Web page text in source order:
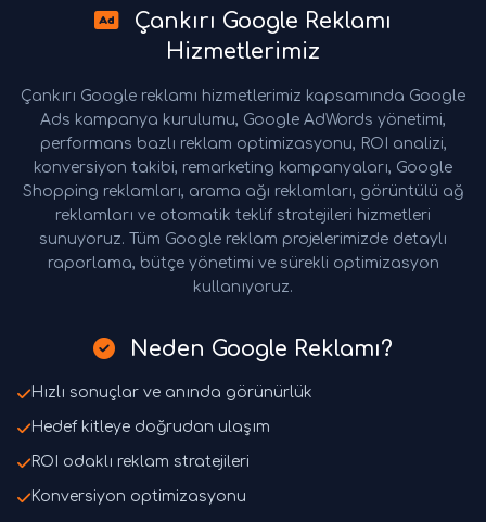
Çankırı Google Reklamı
Hizmetlerimiz
Çankırı Google reklamı hizmetlerimiz kapsamında Google
Ads kampanya kurulumu, Google AdWords yönetimi,
performans bazlı reklam optimizasyonu, ROI analizi,
konversiyon takibi, remarketing kampanyaları, Google
Shopping reklamları, arama ağı reklamları, görüntülü ağ
reklamları ve otomatik teklif stratejileri hizmetleri
sunuyoruz. Tüm Google reklam projelerimizde detaylı
raporlama, bütçe yönetimi ve sürekli optimizasyon
kullanıyoruz.
Neden Google Reklamı?
Hızlı sonuçlar ve anında görünürlük
Hedef kitleye doğrudan ulaşım
ROI odaklı reklam stratejileri
Konversiyon optimizasyonu